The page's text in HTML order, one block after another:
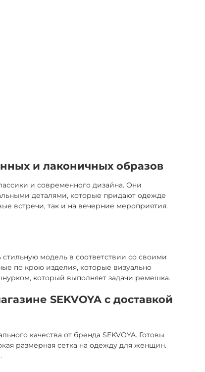
и лаконичных образов
и современного дизайна. Они
деталями, которые придают одежде
встречи, так и на вечерние мероприятия.
модель в соответствии со своими
по крою изделия, которые визуально
который выполняет задачи ремешка.
SEKVOYA с доставкой
качества от бренда SEKVOYA. Готовы
размерная сетка на одежду для женщин.